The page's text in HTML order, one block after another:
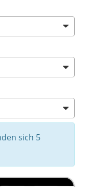
sich 5